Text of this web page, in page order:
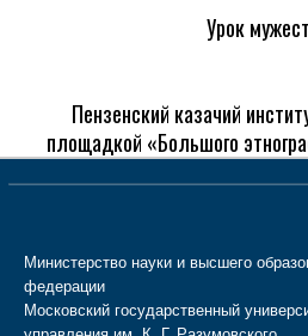
Урок
Пензенский казачий
площадкой «Большого
Министерство науки и высшего
федерации
Московский государственный